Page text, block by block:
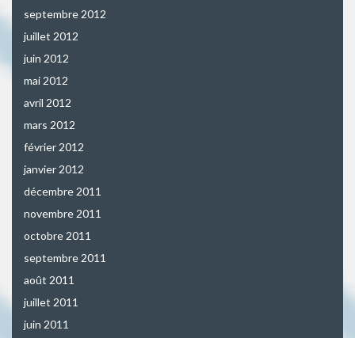
septembre 2012
juillet 2012
juin 2012
mai 2012
avril 2012
mars 2012
février 2012
janvier 2012
décembre 2011
novembre 2011
octobre 2011
septembre 2011
août 2011
juillet 2011
juin 2011